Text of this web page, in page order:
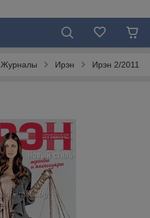
Журналы Ирэн Ирэн 2/2011